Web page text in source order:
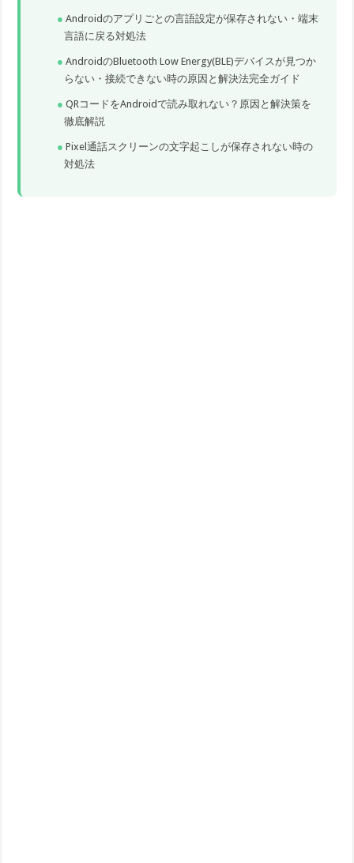
Androidのアプリごとの言語設定が保存されない・端末
言語に戻る対処法
AndroidのBluetooth Low Energy(BLE)デバイスが見つか
らない・接続できない時の原因と解決法完全ガイド
QRコードをAndroidで読み取れない？原因と解決策を
徹底解説
Pixel通話スクリーンの文字起こしが保存されない時の
対処法